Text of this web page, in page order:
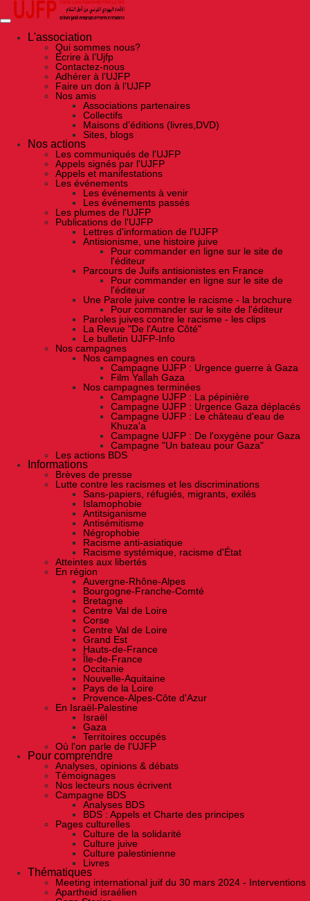
Skip
the
contentL'association
Qui sommes nous?
Ecrire à l’Ujfp
Contactez-nous
Adhérer à l’UJFP
Faire un don à l’UJFP
Nos amis
Associations partenaires
Collectifs
Maisons d’éditions (livres,DVD)
Sites, blogs
Nos actions
Les communiqués de l'UJFP
Appels signés par l'UJFP
Appels et manifestations
Les événements
Les événements à venir
Les événements passés
Les plumes de l'UJFP
Publications de l'UJFP
Lettres d'information de l'UJFP
Antisionisme, une histoire juive
Pour commander en ligne sur le site de
l'éditeur
Parcours de Juifs antisionistes en France
Pour commander en ligne sur le site de
l'éditeur
Une Parole juive contre le racisme - la brochure
Pour commander sur le site de l'éditeur
Paroles juives contre le racisme - les clips
La Revue "De l'Autre Côté"
Le bulletin UJFP-Info
Nos campagnes
Nos campagnes en cours
Campagne UJFP : Urgence guerre à Gaza
Film Yallah Gaza
Nos campagnes terminées
Campagne UJFP : La pépinière
Campagne UJFP : Urgence Gaza déplacés
Campagne UJFP : Le château d'eau de
Khuza'a
Campagne UJFP : De l'oxygène pour Gaza
Campagne "Un bateau pour Gaza"
Les actions BDS
Informations
Brèves de presse
Lutte contre les racismes et les discriminations
Sans-papiers, réfugiés, migrants, exilés
Islamophobie
Antitsiganisme
Antisémitisme
Négrophobie
Racisme anti-asiatique
Racisme systémique, racisme d'État
Atteintes aux libertés
En région
Auvergne-Rhône-Alpes
Bourgogne-Franche-Comté
Bretagne
Centre Val de Loire
Corse
Centre Val de Loire
Grand Est
Hauts-de-France
Île-de-France
Occitanie
Nouvelle-Aquitaine
Pays de la Loire
Provence-Alpes-Côte d'Azur
En Israël-Palestine
Israël
Gaza
Territoires occupés
Où l'on parle de l'UJFP
Pour comprendre
Analyses, opinions & débats
Témoignages
Nos lecteurs nous écrivent
Campagne BDS
Analyses BDS
BDS : Appels et Charte des principes
Pages culturelles
Culture de la solidarité
Culture juive
Culture palestinienne
Livres
Thématiques
Meeting international juif du 30 mars 2024 - Interventions
Apartheid israélien